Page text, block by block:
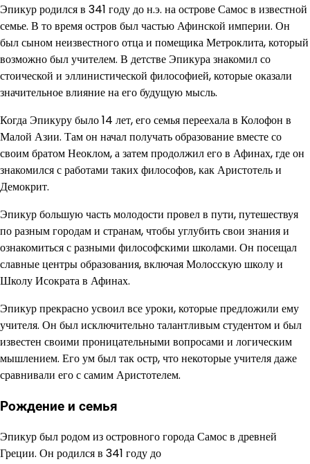
Эпикур родился в 341 году до н.э. на острове Самос в известной
семье. В то время остров был частью Афинской империи. Он
был сыном неизвестного отца и помещика Метроклита, который
возможно был учителем. В детстве Эпикура знакомил со
стоической и эллинистической философией, которые оказали
значительное влияние на его будущую мысль.
Когда Эпикуру было 14 лет, его семья переехала в Колофон в
Малой Азии. Там он начал получать образование вместе со
своим братом Неоклом, а затем продолжил его в Афинах, где он
знакомился с работами таких философов, как Аристотель и
Демокрит.
Эпикур большую часть молодости провел в пути, путешествуя
по разным городам и странам, чтобы углубить свои знания и
ознакомиться с разными философскими школами. Он посещал
славные центры образования, включая Молосскую школу и
Школу Исократа в Афинах.
Эпикур прекрасно усвоил все уроки, которые предложили ему
учителя. Он был исключительно талантливым студентом и был
известен своими проницательными вопросами и логическим
мышлением. Его ум был так остр, что некоторые учителя даже
сравнивали его с самим Аристотелем.
Рождение и семья
Эпикур был родом из островного города Самос в древней
Греции. Он родился в 341 году до